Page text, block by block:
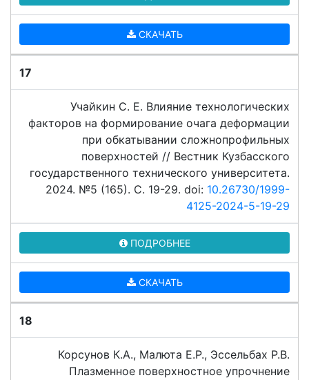
СКАЧАТЬ
17
Учайкин С. Е. Влияние технологических
факторов на формирование очага деформации
при обкатывании сложнопрофильных
поверхностей // Вестник Кузбасского
государственного технического университета.
2024. №5 (165). C. 19-29. doi: 10.26730/1999-
4125-2024-5-19-29
ПОДРОБНЕЕ
СКАЧАТЬ
18
Корсунов К.А., Малюта Е.Р., Эссельбах Р.В.
Плазменное поверхностное упрочнение